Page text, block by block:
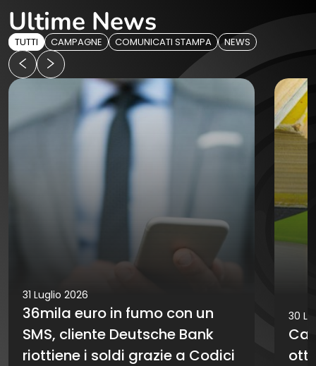
Ultime News
TUTTI CAMPAGNE COMUNICATI STAMPA NEWS
31 Luglio 2026
36mila euro in fumo con un
SMS, cliente Deutsche Bank
riottiene i soldi grazie a Codici
30